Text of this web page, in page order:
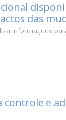
das
informações
e